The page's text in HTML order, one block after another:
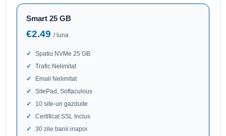
Smart 25 GB
€2.49 / luna
Spatiu NVMe 25 GB
Trafic Nelimitat
Email Nelimitat
SitePad, Softaculous
10 site-uri gazduite
Certificat SSL Inclus
30 zile banii inapoi